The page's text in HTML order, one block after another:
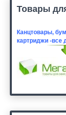
Товары
Канцтовары,
картриджи -все